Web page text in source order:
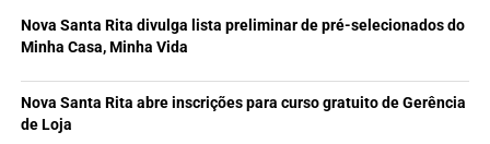
Nova Santa Rita divulga lista preliminar de pré-selecionados do
Minha Casa, Minha Vida
Nova Santa Rita abre inscrições para curso gratuito de Gerência
de Loja